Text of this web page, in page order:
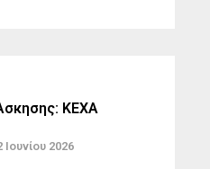
KEXA
Ιουνίου 2026